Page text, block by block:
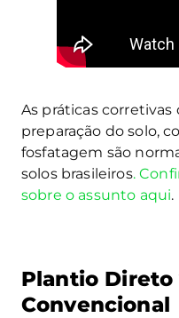
As práticas
preparação do solo,
fosfatagem são
solos brasileiros.
sobre o assunto aqui.
Plantio Direto
Convencional